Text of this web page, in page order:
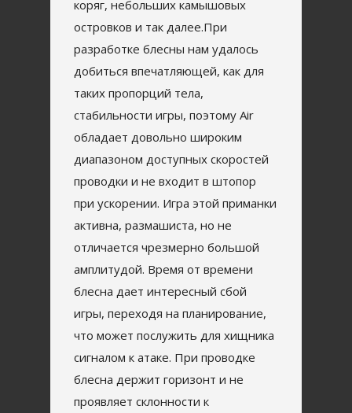
коряг, небольших камышовых
островков и так далее.При
разработке блесны нам удалось
добиться впечатляющей, как для
таких пропорций тела,
стабильности игры, поэтому Air
обладает довольно широким
диапазоном доступных скоростей
проводки и не входит в штопор
при ускорении. Игра этой приманки
активна, размашиста, но не
отличается чрезмерно большой
амплитудой. Время от времени
блесна дает интересный сбой
игры, переходя на планирование,
что может послужить для хищника
сигналом к атаке. При проводке
блесна держит горизонт и не
проявляет склонности к